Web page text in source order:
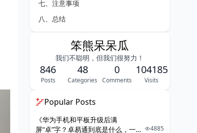
七、注意事项
八、总结
笨熊呆呆瓜
我们不聪明，但我们很努力！
846
Posts
48
Categories
0
Comments
104185
Visits
Popular Posts
《华为手机和平板升级后满
屏“卓”字？卓易通到底是什么，一篇
4885